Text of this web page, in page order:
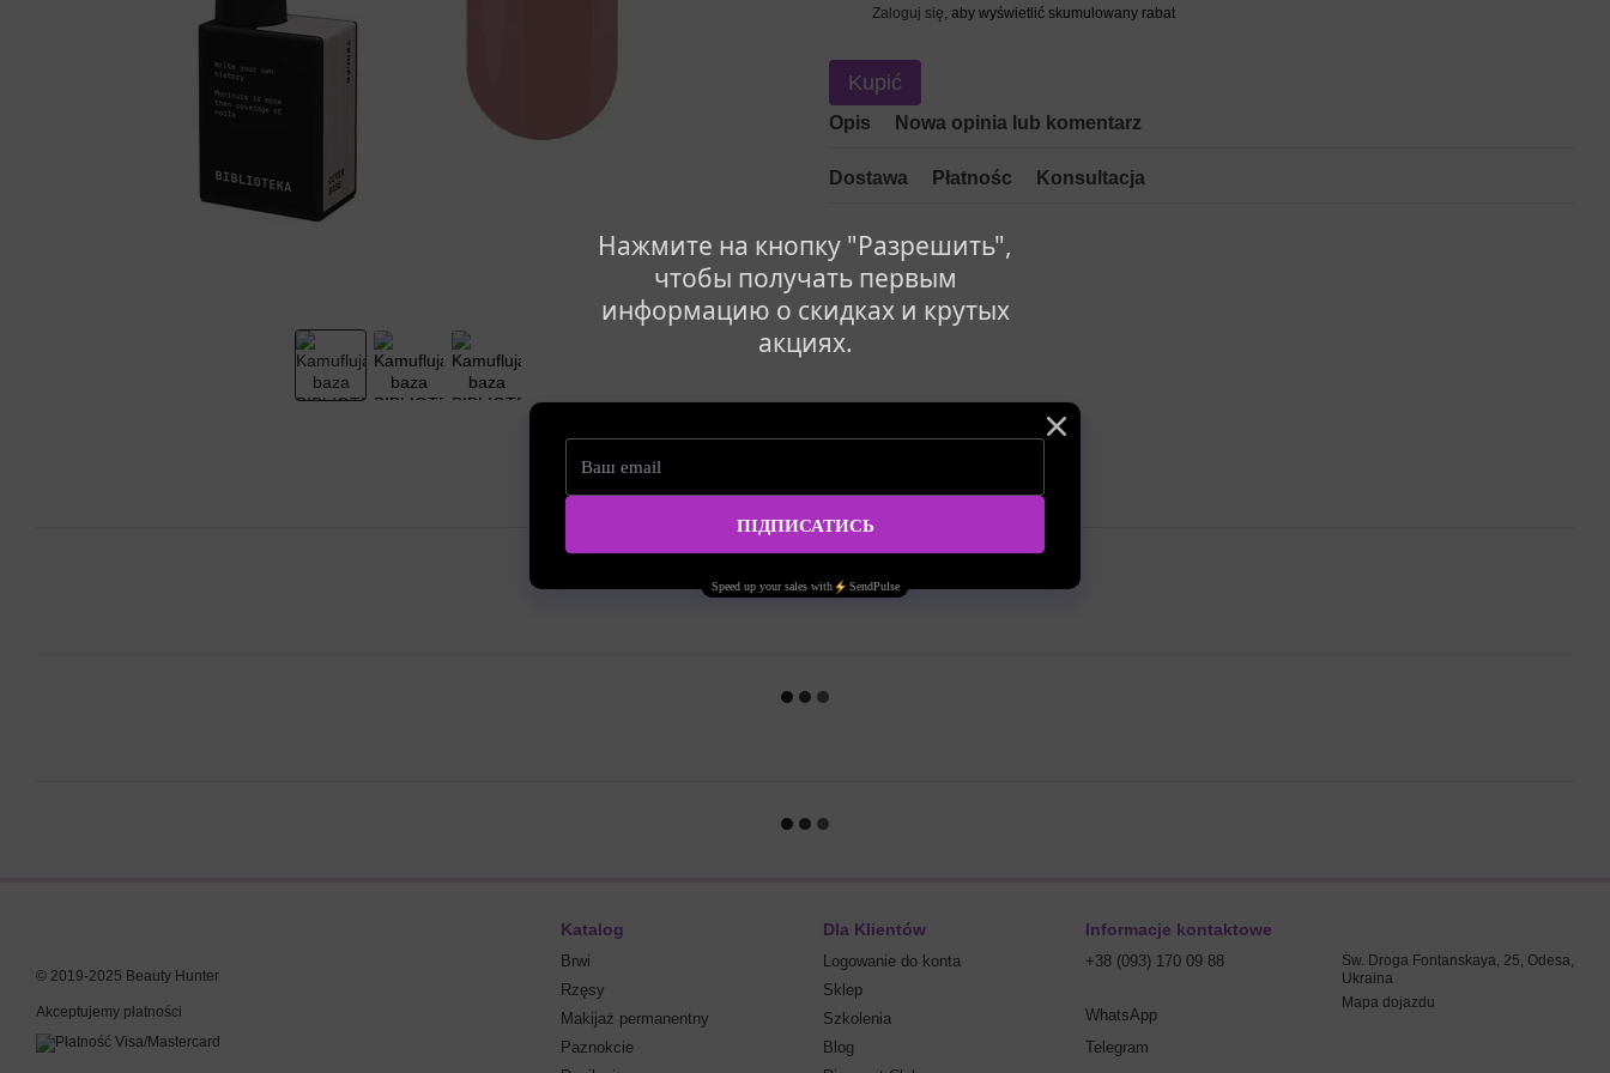
Нажмите на кнопку "Разрешить",
чтобы получать первым
информацию о скидках и крутых
акциях.
Zaloguj się , aby wyświetlić skumulowany rabat
Kupić
Opis Nowa opinia lub komentarz
Dostawa Płatnośc Konsultacja
© 2019-2025 Beauty Hunter
Akceptujemy płatności
Katalog
Brwi
Rzęsy
Makijaż permanentny
Paznokcie
Dla Klientów
Logowanie do konta
Sklep
Szkolenia
Blog
Informacje kontaktowe
+38 (093) 170 09 88
WhatsApp
Telegram
Św. Droga Fontanskaya, 25, Odesa,
Ukraina
Mapa dojazdu